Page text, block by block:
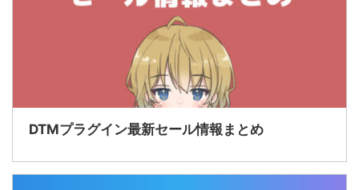
DTMプラグイン最新セール情報まとめ